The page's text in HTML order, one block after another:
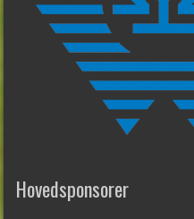
Hovedsponsorer